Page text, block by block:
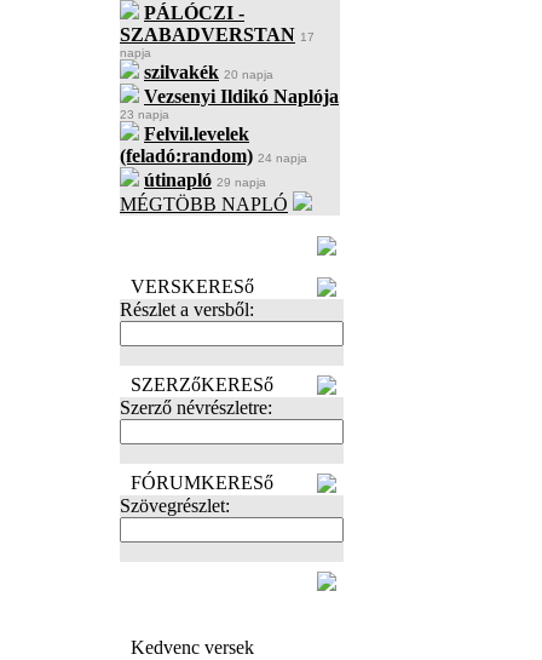
PÁLÓCZI -
SZABADVERSTAN 17
napja
szilvakék 20 napja
Vezsenyi Ildikó Naplója
23 napja
Felvil.levelek
(feladó:random) 24 napja
útinapló 29 napja
MÉGTÖBB NAPLÓ
VERSKERESő
Részlet a versből:
SZERZőKERESő
Szerző névrészletre:
FÓRUMKERESő
Szövegrészlet:
Kedvenc versek